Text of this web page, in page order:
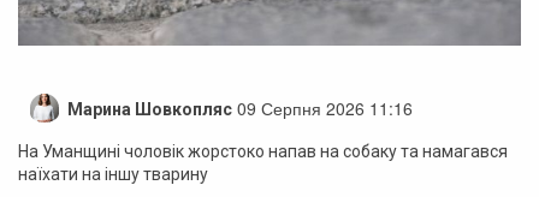
Марина Шовкопляс 09 Серпня 2026 11:16
На Уманщині чоловік жорстоко напав на собаку та намагався
наїхати на іншу тварину